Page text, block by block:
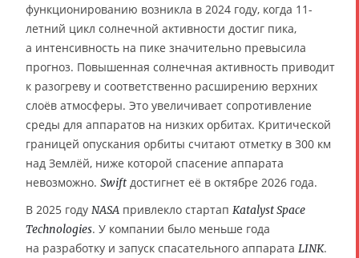
функционированию возникла в 2024 году, когда 11-
летний цикл солнечной активности достиг пика,
а интенсивность на пике значительно превысила
прогноз. Повышенная солнечная активность приводит
к разогреву и соответственно расширению верхних
слоёв атмосферы. Это увеличивает сопротивление
среды для аппаратов на низких орбитах. Критической
границей опускания орбиты считают отметку в 300 км
над Землёй, ниже которой спасение аппарата
невозможно. Swift достигнет её в октябре 2026 года.
В 2025 году NASA привлекло стартап Katalyst Space
Technologies. У компании было меньше года
на разработку и запуск спасательного аппарата LINK.